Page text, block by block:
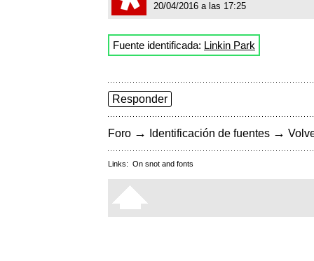
20/04/2016 a las 17:25
Fuente identificada: Linkin Park
Responder
Foro → Identificación de fuentes →
Links: On snot and fonts